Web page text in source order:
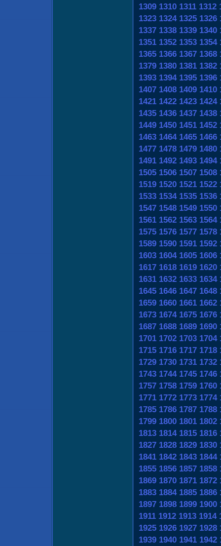
1309 1310 1311 1312
1323 1324 1325 1326
1337 1338 1339 1340
1351 1352 1353 1354
1365 1366 1367 1368
1379 1380 1381 1382
1393 1394 1395 1396
1407 1408 1409 1410
1421 1422 1423 1424
1435 1436 1437 1438
1449 1450 1451 1452
1463 1464 1465 1466
1477 1478 1479 1480
1491 1492 1493 1494
1505 1506 1507 1508
1519 1520 1521 1522
1533 1534 1535 1536
1547 1548 1549 1550
1561 1562 1563 1564
1575 1576 1577 1578
1589 1590 1591 1592
1603 1604 1605 1606
1617 1618 1619 1620
1631 1632 1633 1634
1645 1646 1647 1648
1659 1660 1661 1662
1673 1674 1675 1676
1687 1688 1689 1690
1701 1702 1703 1704
1715 1716 1717 1718
1729 1730 1731 1732
1743 1744 1745 1746
1757 1758 1759 1760
1771 1772 1773 1774
1785 1786 1787 1788
1799 1800 1801 1802
1813 1814 1815 1816
1827 1828 1829 1830
1841 1842 1843 1844
1855 1856 1857 1858
1869 1870 1871 1872
1883 1884 1885 1886
1897 1898 1899 1900
1911 1912 1913 1914
1925 1926 1927 1928
1939 1940 1941 1942